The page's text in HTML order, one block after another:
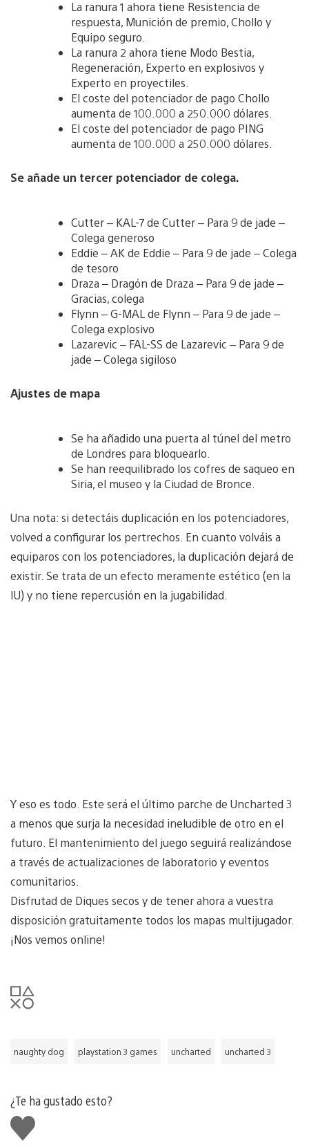
La ranura 1 ahora tiene Resistencia de
respuesta, Munición de premio, Chollo y
Equipo seguro.
La ranura 2 ahora tiene Modo Bestia,
Regeneración, Experto en explosivos y
Experto en proyectiles.
El coste del potenciador de pago Chollo
aumenta de 100.000 a 250.000 dólares.
El coste del potenciador de pago PING
aumenta de 100.000 a 250.000 dólares.
Se añade un tercer potenciador de colega.
Cutter – KAL-7 de Cutter – Para 9 de jade –
Colega generoso
Eddie – AK de Eddie – Para 9 de jade – Colega
de tesoro
Draza – Dragón de Draza – Para 9 de jade –
Gracias, colega
Flynn – G-MAL de Flynn – Para 9 de jade –
Colega explosivo
Lazarevic – FAL-SS de Lazarevic – Para 9 de
jade – Colega sigiloso
Ajustes de mapa
Se ha añadido una puerta al túnel del metro
de Londres para bloquearlo.
Se han reequilibrado los cofres de saqueo en
Siria, el museo y la Ciudad de Bronce.
Una nota: si detectáis duplicación en los potenciadores,
volved a configurar los pertrechos. En cuanto volváis a
equiparos con los potenciadores, la duplicación dejará de
existir. Se trata de un efecto meramente estético (en la
IU) y no tiene repercusión en la jugabilidad.
Y eso es todo. Este será el último parche de Uncharted 3
a menos que surja la necesidad ineludible de otro en el
futuro. El mantenimiento del juego seguirá realizándose
a través de actualizaciones de laboratorio y eventos
comunitarios.
Disfrutad de Diques secos y de tener ahora a vuestra
disposición gratuitamente todos los mapas multijugador.
¡Nos vemos online!
naughty dog playstation 3 games uncharted uncharted 3
¿Te ha gustado esto?
Me
gusta